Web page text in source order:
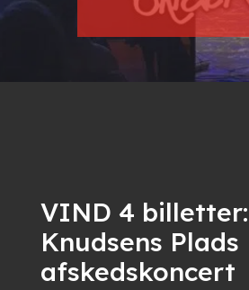
VIND 4
Knudsens Plads
afskedskoncert